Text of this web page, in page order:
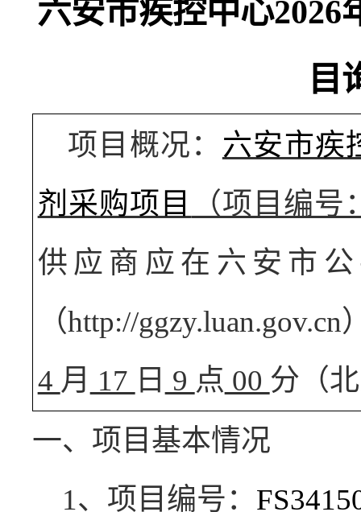
六安市疾控中心
目
项目概况： 六安市疾
剂采购项目
（项目编号
供应商应在六安市
（http://ggzy.luan.gov.cn
4 月 17 日 9 点 00 分（
一、项目基本情况
1、项目编号：